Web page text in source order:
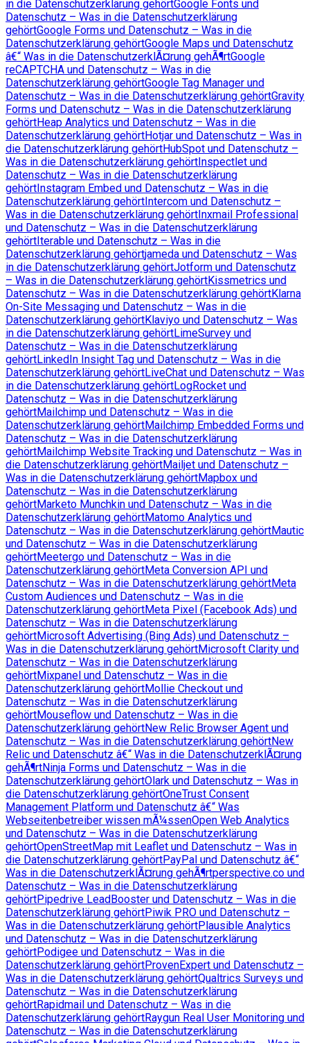
in die Datenschutzerklärung gehörtGoogle Fonts und
Datenschutz – Was in die Datenschutzerklärung
gehörtGoogle Forms und Datenschutz – Was in die
Datenschutzerklärung gehörtGoogle Maps und Datenschutz
â€“ Was in die DatenschutzerklÃ¤rung gehÃ¶rtGoogle
reCAPTCHA und Datenschutz – Was in die
Datenschutzerklärung gehörtGoogle Tag Manager und
Datenschutz – Was in die Datenschutzerklärung gehörtGravity
Forms und Datenschutz – Was in die Datenschutzerklärung
gehörtHeap Analytics und Datenschutz – Was in die
Datenschutzerklärung gehörtHotjar und Datenschutz – Was in
die Datenschutzerklärung gehörtHubSpot und Datenschutz –
Was in die Datenschutzerklärung gehörtInspectlet und
Datenschutz – Was in die Datenschutzerklärung
gehörtInstagram Embed und Datenschutz – Was in die
Datenschutzerklärung gehörtIntercom und Datenschutz –
Was in die Datenschutzerklärung gehörtInxmail Professional
und Datenschutz – Was in die Datenschutzerklärung
gehörtIterable und Datenschutz – Was in die
Datenschutzerklärung gehörtjameda und Datenschutz – Was
in die Datenschutzerklärung gehörtJotform und Datenschutz
– Was in die Datenschutzerklärung gehörtKissmetrics und
Datenschutz – Was in die Datenschutzerklärung gehörtKlarna
On-Site Messaging und Datenschutz – Was in die
Datenschutzerklärung gehörtKlaviyo und Datenschutz – Was
in die Datenschutzerklärung gehörtLimeSurvey und
Datenschutz – Was in die Datenschutzerklärung
gehörtLinkedIn Insight Tag und Datenschutz – Was in die
Datenschutzerklärung gehörtLiveChat und Datenschutz – Was
in die Datenschutzerklärung gehörtLogRocket und
Datenschutz – Was in die Datenschutzerklärung
gehörtMailchimp und Datenschutz – Was in die
Datenschutzerklärung gehörtMailchimp Embedded Forms und
Datenschutz – Was in die Datenschutzerklärung
gehörtMailchimp Website Tracking und Datenschutz – Was in
die Datenschutzerklärung gehörtMailjet und Datenschutz –
Was in die Datenschutzerklärung gehörtMapbox und
Datenschutz – Was in die Datenschutzerklärung
gehörtMarketo Munchkin und Datenschutz – Was in die
Datenschutzerklärung gehörtMatomo Analytics und
Datenschutz – Was in die Datenschutzerklärung gehörtMautic
und Datenschutz – Was in die Datenschutzerklärung
gehörtMeetergo und Datenschutz – Was in die
Datenschutzerklärung gehörtMeta Conversion API und
Datenschutz – Was in die Datenschutzerklärung gehörtMeta
Custom Audiences und Datenschutz – Was in die
Datenschutzerklärung gehörtMeta Pixel (Facebook Ads) und
Datenschutz – Was in die Datenschutzerklärung
gehörtMicrosoft Advertising (Bing Ads) und Datenschutz –
Was in die Datenschutzerklärung gehörtMicrosoft Clarity und
Datenschutz – Was in die Datenschutzerklärung
gehörtMixpanel und Datenschutz – Was in die
Datenschutzerklärung gehörtMollie Checkout und
Datenschutz – Was in die Datenschutzerklärung
gehörtMouseflow und Datenschutz – Was in die
Datenschutzerklärung gehörtNew Relic Browser Agent und
Datenschutz – Was in die Datenschutzerklärung gehörtNew
Relic und Datenschutz â€“ Was in die DatenschutzerklÃ¤rung
gehÃ¶rtNinja Forms und Datenschutz – Was in die
Datenschutzerklärung gehörtOlark und Datenschutz – Was in
die Datenschutzerklärung gehörtOneTrust Consent
Management Platform und Datenschutz â€“ Was
Webseitenbetreiber wissen mÃ¼ssenOpen Web Analytics
und Datenschutz – Was in die Datenschutzerklärung
gehörtOpenStreetMap mit Leaflet und Datenschutz – Was in
die Datenschutzerklärung gehörtPayPal und Datenschutz â€“
Was in die DatenschutzerklÃ¤rung gehÃ¶rtperspective.co und
Datenschutz – Was in die Datenschutzerklärung
gehörtPipedrive LeadBooster und Datenschutz – Was in die
Datenschutzerklärung gehörtPiwik PRO und Datenschutz –
Was in die Datenschutzerklärung gehörtPlausible Analytics
und Datenschutz – Was in die Datenschutzerklärung
gehörtPodigee und Datenschutz – Was in die
Datenschutzerklärung gehörtProvenExpert und Datenschutz –
Was in die Datenschutzerklärung gehörtQualtrics Surveys und
Datenschutz – Was in die Datenschutzerklärung
gehörtRapidmail und Datenschutz – Was in die
Datenschutzerklärung gehörtRaygun Real User Monitoring und
Datenschutz – Was in die Datenschutzerklärung